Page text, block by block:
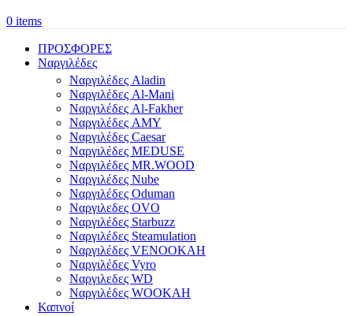
0 items
ΠΡΟΣΦΟΡΕΣ
Ναργιλέδες
Ναργιλέδες Aladin
Ναργιλέδες Al-Mani
Ναργιλέδες Al-Fakher
Ναργιλέδες AΜΥ
Ναργιλέδες Caesar
Ναργιλέδες MEDUSE
Ναργιλέδες MR.WOOD
Ναργιλέδες Nube
Ναργιλέδες Oduman
Ναργιλεδες OVO
Ναργιλέδες Starbuzz
Ναργιλέδες Steamulation
Ναργιλέδες VENOOKAH
Ναργιλέδες Vyro
Ναργιλεδες WD
Ναργιλέδες WOOKAH
Καπνοί